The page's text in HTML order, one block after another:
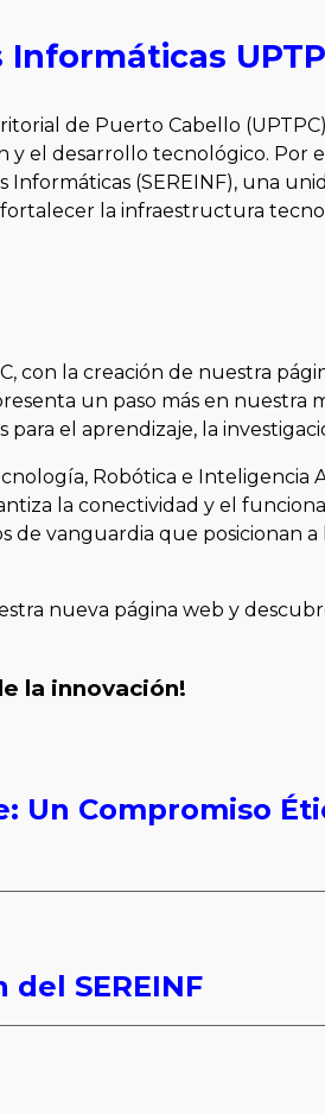
Informáticas
de Puerto Cabello
y el desarrollo tecnológico. Por
Informáticas (SEREINF), una
la infraestructura
con la creación de nuestra
un paso más en nuestra
el aprendizaje, la
Robótica e Inteligencia
la conectividad y el
de vanguardia que posicionan a
nueva página web y
la innovación!
Un Compromiso
SEREINF